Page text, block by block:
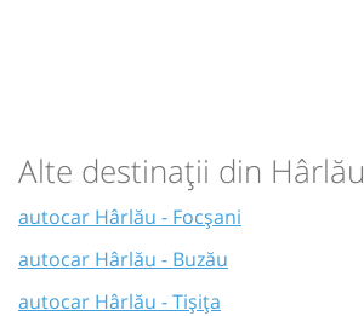
Alte destinații din Hârlău
autocar Hârlău - Focșani
autocar Hârlău - Buzău
autocar Hârlău - Tișița